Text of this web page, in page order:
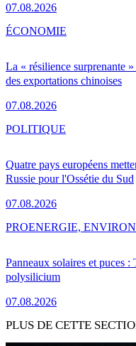
07.08.2026
La « résilience surprenante
des exportations chinoises
07.08.2026
ÉCONOMIE
Quatre pays européens
Russie pour l'Ossétie du Sud
07.08.2026
POLITIQUE
Panneaux solaires et puces
polysilicium
07.08.2026
PROENERGIE,
PLUS DE CETTE